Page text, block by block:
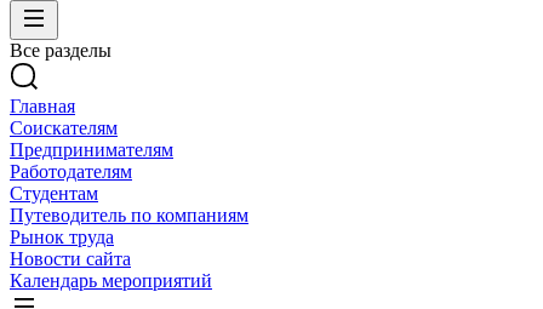
Все разделы
Главная
Соискателям
Предпринимателям
Работодателям
Студентам
Путеводитель по компаниям
Рынок труда
Новости сайта
Календарь мероприятий